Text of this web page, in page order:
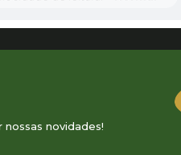
nossas novidades!